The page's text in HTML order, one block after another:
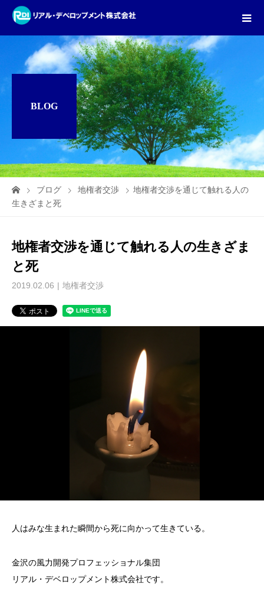
BLOG
ブログ 地権者交渉
地権者交渉を通じて触れる人の
生きざまと死
地権者交渉を通じて触れる人の生きざま
と死
2019.02.06 地権者交渉
人はみな生まれた瞬間から死に向かって生きている。
金沢の風力開発プロフェッショナル集団
リアル・デベロップメント株式会社です。